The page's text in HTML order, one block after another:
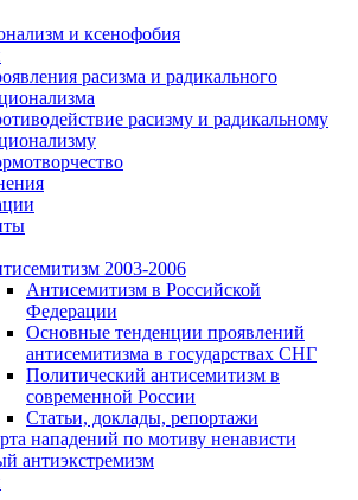
и ксенофобия
расизма и радикального
расизму и радикальному
2003-2006
Антисемитизм в Российской
Федерации
Основные тенденции проявлений
антисемитизма в государствах СНГ
Политический антисемитизм в
современной России
Статьи, доклады, репортажи
нападений по мотиву ненависти
антиэкстремизм